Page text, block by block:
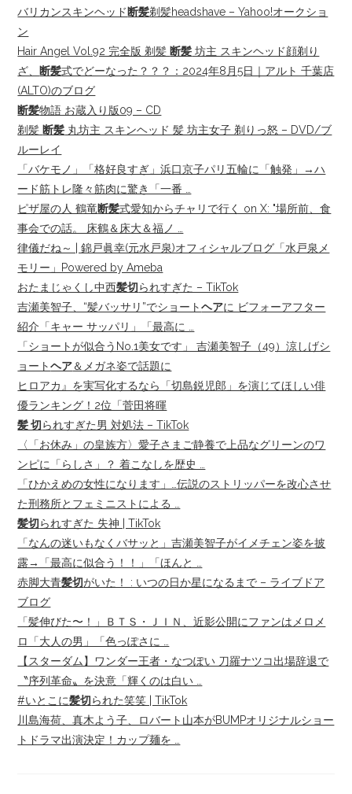
バリカンスキンヘッド 断髪剃髪headshave – Yahoo!オークショ
ン
Hair Angel Vol.92 完全版 剃髪 断髪 坊主 スキンヘッド顔剃り
ざ、 断髪式でどーなった？？？：2024年8月5日｜アルト 千葉店
(ALTO)のブログ
断髪物語 お蔵入り版09 – CD
剃髪 断髪 丸坊主 スキンヘッド 髪 坊主女子 剃りっ怒 – DVD/ブ
ルーレイ
「バケモノ」「格好良すぎ」浜口京子パリ五輪に「触発」→ハ
ード筋トレ隆々筋肉に驚き「一番 …
ピザ屋の人 鶴竜断髪式愛知からチャリで行く on X: "場所前、食
事会での話。 床鶴＆床大＆福ノ …
律儀だね～ | 錦戸眞幸(元水戸泉)オフィシャルブログ「水戸泉メ
モリー」Powered by Ameba
おたまじゃくし中西髪切られすぎた – TikTok
吉瀬美智子、“髪バッサリ”でショートヘアに ビフォーアフター
紹介「キャー サッパリ」「最高に …
「ショートが似合うNo.1美女です」 吉瀬美智子（49）涼しげシ
ョートヘア＆メガネ姿で話題に
ヒロアカ』を実写化するなら「切島鋭児郎」を演じてほしい俳
優ランキング！2位「菅田将暉
髪 切られすぎた男 対処法 – TikTok
〈「お休み」の皇族方〉愛子さまご静養で上品なグリーンのワ
ンピに「らしさ」？ 着こなしを歴史 …
「ひかえめの女性になります」…伝説のストリッパーを改心させ
た刑務所とフェミニストによる …
髪切られすぎた 失神 | TikTok
「なんの迷いもなくバサッと」吉瀬美智子がイメチェン姿を披
露→「最高に似合う！！」「ほんと …
赤脚大青髪切がいた！ : いつの日か星になるまで – ライブドア
ブログ
「髪伸びた〜！」ＢＴＳ・ＪＩＮ、近影公開にファンはメロメ
ロ「大人の男」「色っぽさに …
【スターダム】ワンダー王者・なつぽい 刀羅ナツコ出場辞退で
〝序列革命〟を決意「輝くのは白い …
#いとこに髪切られた笑笑 | TikTok
川島海荷、真木よう子、ロバート山本がBUMPオリジナルショー
トドラマ出演決定！カップ麺を …